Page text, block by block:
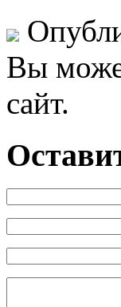
Вы
сайт.